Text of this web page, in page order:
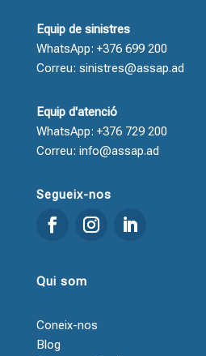
Equip de sinistres
WhatsApp: +376 699 200
Correu: sinistres@assap.ad
Equip d'atenció
WhatsApp: +376 729 200
Correu: info@assap.ad
Segueix-nos
Qui som
Coneix-nos
Blog